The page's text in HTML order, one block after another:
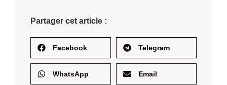
Partager cet article :
Facebook Telegram
WhatsApp Email